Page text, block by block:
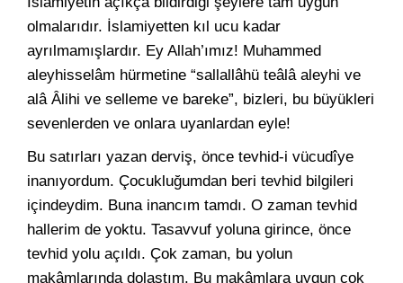
olmalarıdır. İslamiyetten kıl ucu kadar
ayrılmamışlardır. Ey Allah’ımız! Muhammed
aleyhisselâm hürmetine “sallallâhü teâlâ aleyhi ve
alâ Âlihi ve selleme ve bareke”, bizleri, bu büyükleri
sevenlerden ve onlara uyanlardan eyle!
Bu satırları yazan derviş, önce tevhid-i vücudîye
inanıyordum. Çocukluğumdan beri tevhid bilgileri
içindeydim. Buna inancım tamdı. O zaman tevhid
hallerim de yoktu. Tasavvuf yoluna girince, önce
tevhid yolu açıldı. Çok zaman, bu yolun
makâmlarında dolaştım. Bu makâmlara uygun çok